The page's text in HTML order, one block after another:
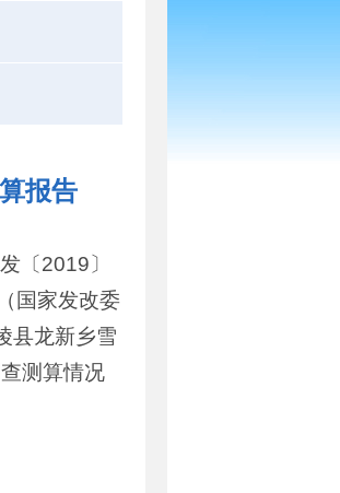
报告
〔2019〕
国家发改委
县龙新乡雪
测算情况